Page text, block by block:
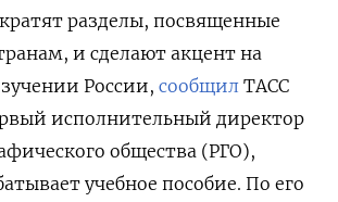
разделы, посвященные
и сделают акцент на
России, сообщил ТАСС
исполнительный директор
общества (РГО),
учебное пособие. По его